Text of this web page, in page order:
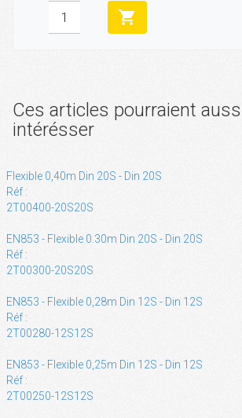
shopping_cart
Ces articles pourraient
intérésser
Flexible 0,40m Din 20S - Din 20S
Réf :
2T00400-20S20S
EN853 - Flexible 0.30m Din 20S - Din 20S
Réf :
2T00300-20S20S
EN853 - Flexible 0,28m Din 12S - Din 12S
Réf :
2T00280-12S12S
EN853 - Flexible 0,25m Din 12S - Din 12S
Réf :
2T00250-12S12S